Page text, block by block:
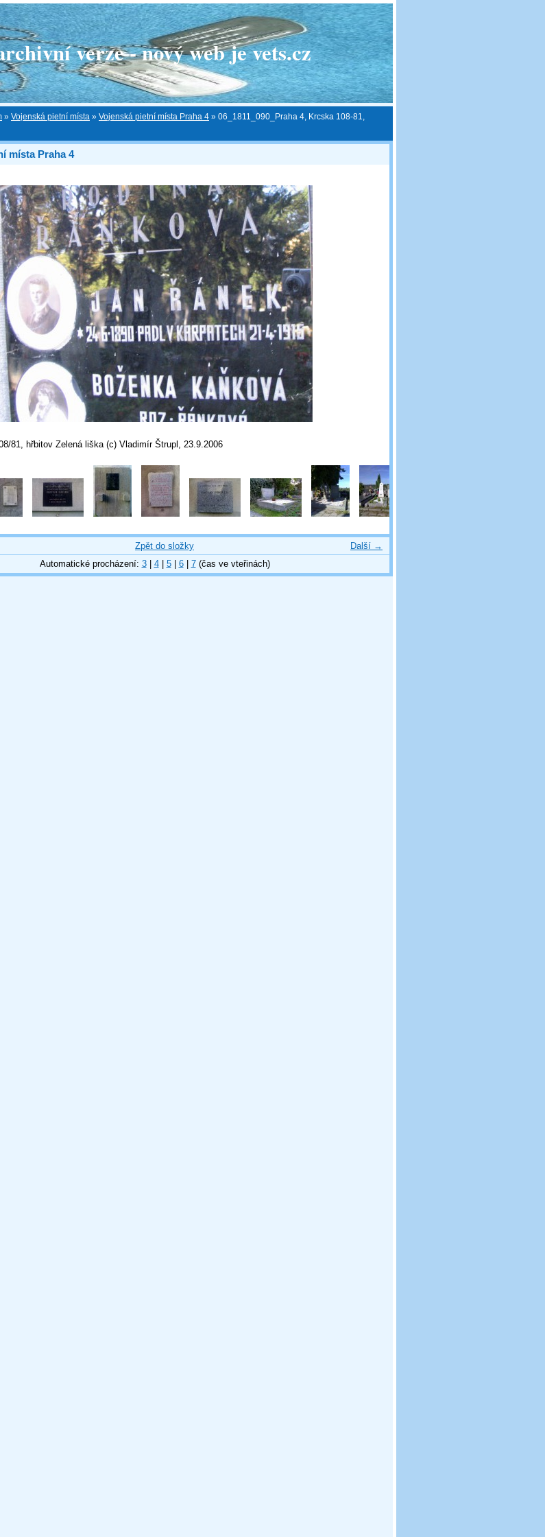
verze - nový web je vets.cz
» Vojenská pietní místa » Vojenská pietní místa Praha 4 » 06_1811_090_Praha 4, Krcska 108-81,
místa Praha 4
81, hřbitov Zelená liška (c) Vladimír Štrupl, 23.9.2006
Další →
Zpět do složky
Automatické procházení: 3| 4| 5| 6| 7(čas ve vteřinách)